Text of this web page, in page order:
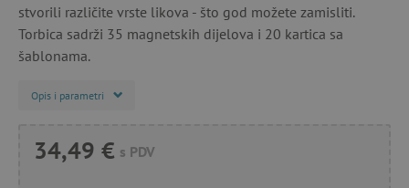
stvorili različite vrste likova - što god možete zamisliti.
Torbica sadrži 35 magnetskih dijelova i 20 kartica sa
šablonama.
Opis i parametri
34,49 € s PDV